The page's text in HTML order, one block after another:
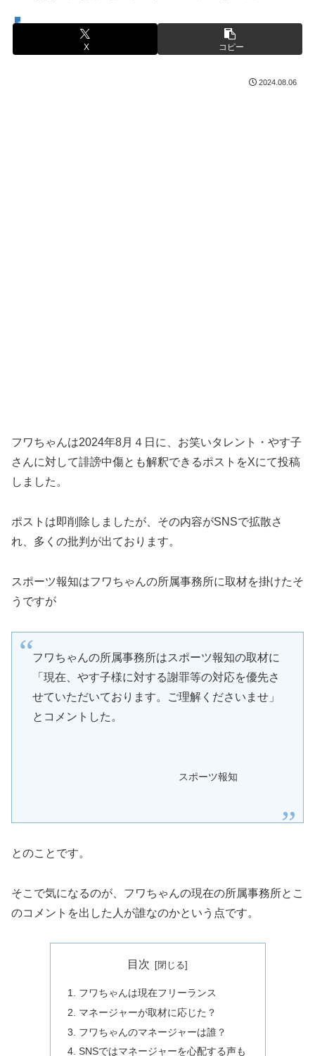
芸能人
X コピー
2024.08.06
フワちゃんは2024年8月４日に、お笑いタレント・やす子
さんに対して誹謗中傷とも解釈できるポストをXにて投稿
しました。
ポストは即削除しましたが、その内容がSNSで拡散さ
れ、多くの批判が出ております。
スポーツ報知はフワちゃんの所属事務所に取材を掛けたそ
うですが
フワちゃんの所属事務所はスポーツ報知の取材に
「現在、やす子様に対する謝罪等の対応を優先さ
せていただいております。ご理解くださいませ」
とコメントした。
スポーツ報知
とのことです。
そこで気になるのが、フワちゃんの現在の所属事務所とこ
のコメントを出した人が誰なのかという点です。
目次
フワちゃんは現在フリーランス
マネージャーが取材に応じた？
フワちゃんのマネージャーは誰？
SNSではマネージャーを心配する声も